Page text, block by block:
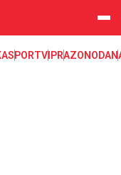
SPORTVIPRAZONODA